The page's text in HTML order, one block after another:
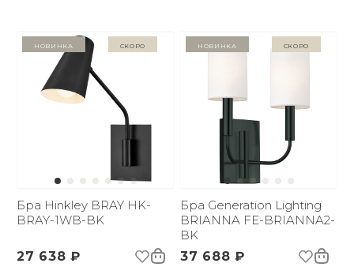
Новинка Скоро
Бра Hinkley BRAY HK-
BRAY-1WB-BK
27 638 ₽
Новинка Скоро
Бра Generation Lighting
BRIANNA FE-BRIANNA2-
BK
37 688 ₽